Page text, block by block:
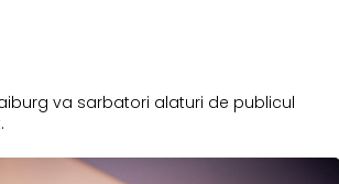
va sarbatori alaturi de publicul